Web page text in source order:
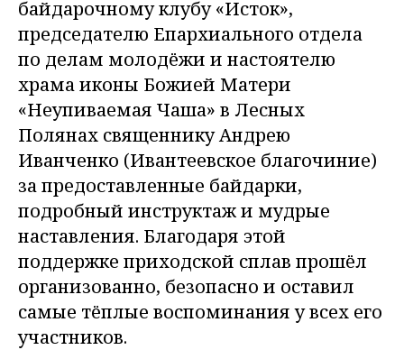
байдарочному клубу «Исток»,
председателю Епархиального отдела
по делам молодёжи и настоятелю
храма иконы Божией Матери
«Неупиваемая Чаша» в Лесных
Полянах священнику Андрею
Иванченко (Ивантеевское благочиние)
за предоставленные байдарки,
подробный инструктаж и мудрые
наставления. Благодаря этой
поддержке приходской сплав прошёл
организованно, безопасно и оставил
самые тёплые воспоминания у всех его
участников.